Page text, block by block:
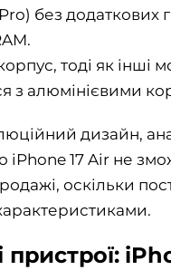
без додаткових
тоді як інші
з алюмінієвими
дизайн,
iPhone 17 Air не
оскільки
пристрої: